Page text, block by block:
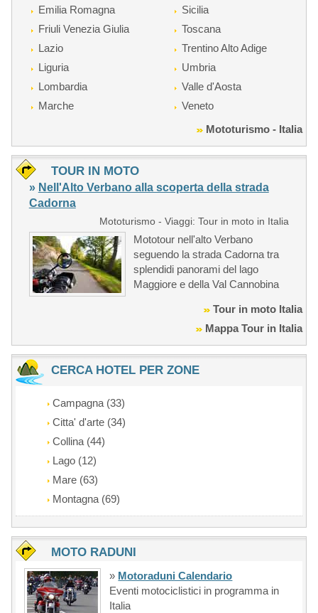
Emilia Romagna
Friuli Venezia Giulia
Lazio
Liguria
Lombardia
Marche
Sicilia
Toscana
Trentino Alto Adige
Umbria
Valle d'Aosta
Veneto
Mototurismo - Italia
TOUR IN MOTO
» Nell'Alto Verbano alla scoperta della strada
Cadorna
Mototurismo - Viaggi: Tour in moto in Italia
Mototour nell'alto Verbano
seguendo la strada Cadorna tra
splendidi panorami del lago
Maggiore e della Val Cannobina
Tour in moto Italia
Mappa Tour in Italia
CERCA HOTEL PER ZONE
Campagna (33)
Citta' d'arte (34)
Collina (44)
Lago (12)
Mare (63)
Montagna (69)
MOTO RADUNI
» Motoraduni Calendario
Eventi motociclistici in programma in
Italia